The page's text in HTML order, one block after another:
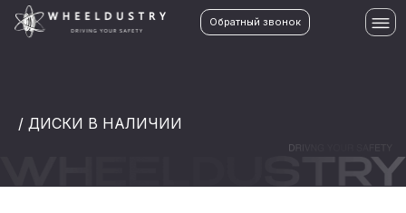
Обратный звонок
/ ДИСКИ В НАЛИЧИИ